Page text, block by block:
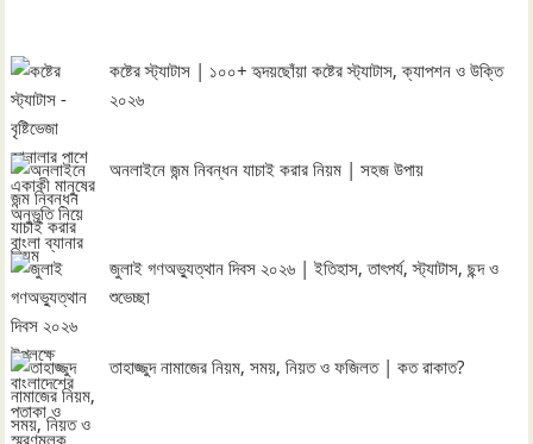
কষ্টের স্ট্যাটাস | ১০০+ হৃদয়ছোঁয়া কষ্টের স্ট্যাটাস, ক্যাপশন ও উক্তি
২০২৬
অনলাইনে জন্ম নিবন্ধন যাচাই করার নিয়ম | সহজ উপায়
জুলাই গণঅভ্যুত্থান দিবস ২০২৬ | ইতিহাস, তাৎপর্য, স্ট্যাটাস, ছন্দ ও
শুভেচ্ছা
তাহাজ্জুদ নামাজের নিয়ম, সময়, নিয়ত ও ফজিলত | কত রাকাত?